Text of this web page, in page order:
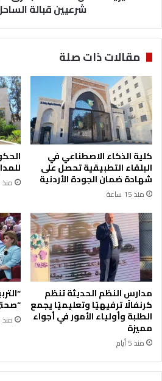
ي
م
ا
ل
د
و
ر
ي
ا
ل
ن
س
و
ي
ت
ح
ت
س
1
9
ن
4
خ
ص
ا
ب
غ
ر
ق
ق
ا
ر
ب
ي
ق
ل
م
ه
ا
ج
ر
ي
ن
ي
شرعيين قبالة
مقالات ذات صلة
كلية الذكاء الاصطناعي في
البلقاء التطبيقية تحصل على
شهادة ضمان الجودة الأردنية
منذ 15 ساعة
منذ 3 أيام
مدارس النظم الحديثة تنظم
كرنفالًا ترفيهيًا وتعليميًا يجمع
الطلبة وأولياء الأمور في أجواء
مميزة
منذ 5 أيام
منذ 7 أيام